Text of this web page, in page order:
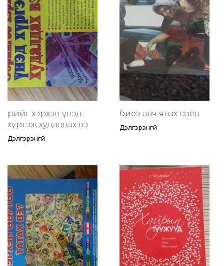
өөрийгөө хэрхэн үнэд
хүргэж худалдах вэ
Дэлгэрэнгүй
биеэ авч явах соёл
Дэлгэрэнгүй